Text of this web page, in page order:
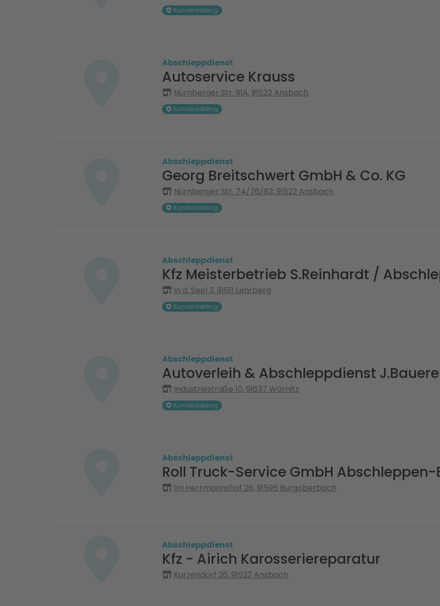
Kundenliebling
Abschleppdienst
Autoservice Krauss
Nürnberger Str. 91A, 91522 Ansbach
Kundenliebling
Abschleppdienst
Georg Breitschwert GmbH & Co. KG
Nürnberger Str. 74/76/82, 91522 Ansbach
Kundenliebling
Abschleppdienst
Kfz Meisterbetrieb S.Reinhardt /
In d. Seel 3, 91611 Lehrberg
Kundenliebling
Abschleppdienst
Autoverleih & Abschleppdienst
Industriestraße 10, 91637 Wörnitz
Kundenliebling
Abschleppdienst
Roll Truck-Service GmbH
Im Herrmannshof 26, 91595 Burgoberbach
Abschleppdienst
Kfz - Airich Karosseriereparatur
Kurzendorf 26, 91522 Ansbach